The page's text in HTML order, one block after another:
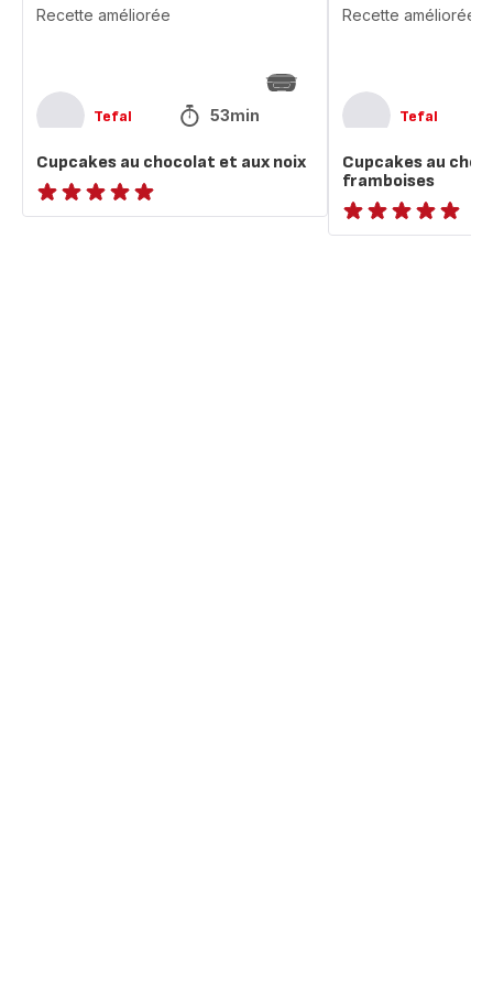
Tefal 53min
Cupcakes au chocolat et aux noix
ratings.NaN
Recette améliorée
Tefal
Cupcakes au
framboises
ratings.NaN
Recette améliorée